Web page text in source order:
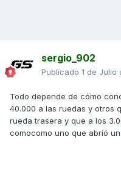
sergio_902
Publicado 1 de Julio
Todo depende de cómo
40.000 a las ruedas y otros
rueda trasera y que a los
comocomo uno que abrió